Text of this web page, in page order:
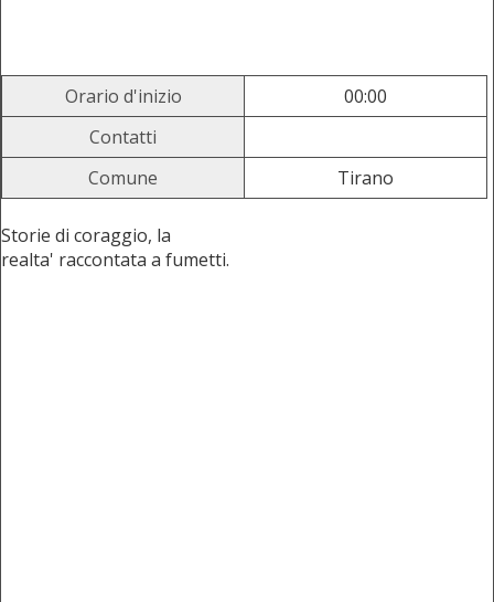
Orario d'inizio
00:00
Contatti
Comune
Tirano
Storie di coraggio, la
realta' raccontata a fumetti.